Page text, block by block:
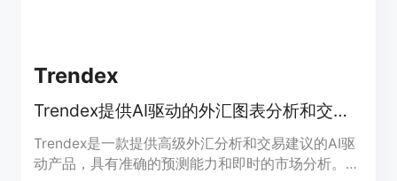
Trendex
Trendex提供AI驱动的外汇图表分析和交易建议。
Trendex是一款提供高级外汇分析和交易建议的AI驱
动产品，具有准确的预测能力和即时的市场分析。其